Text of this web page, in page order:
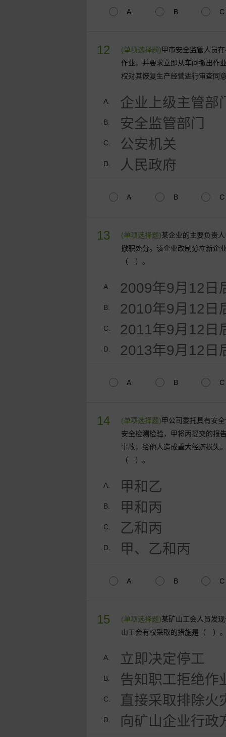
A B C
12 (单项选择题)甲市安全监管人员
作业，并要求立即从车间撤出作
权对其恢复生产经营进行审查同
A. 企业上级主管部
B. 安全监管部门
C. 公安机关
D. 人民政府
A B C
13 (单项选择题)某企业的主要负责
撤职处分。该企业改制分立新企
（ ）。
A. 2009年9月12日
B. 2010年9月12日
C. 2011年9月12日
D. 2013年9月12日
A B C
14 (单项选择题)甲公司委托具有安
安全检测检验，甲将丙提交的报
事故，给他人造成重大经济损失
（ ）。
A. 甲和乙
B. 甲和丙
C. 乙和丙
D. 甲、乙和丙
A B C
15 (单项选择题)某矿山工会人员发
山工会有权采取的措施是（ ）
A. 立即决定停工
B. 告知职工拒绝作
C. 直接采取排除火
D. 向矿山企业行政